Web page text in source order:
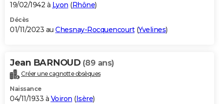
19/02/1942 à Lyon (Rhône)
Décès
01/11/2023 au Chesnay-Rocquencourt(Yvelines)
Jean BARNOUD (89 ans)
Créer une cagnotte obsèques
Naissance
04/11/1933 à Voiron (Isère)